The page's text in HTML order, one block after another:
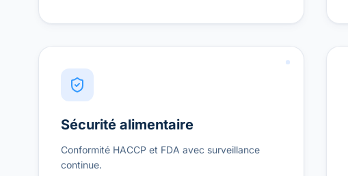
Sécurité alimentaire
Conformité HACCP et FDA avec surveillance
continue.